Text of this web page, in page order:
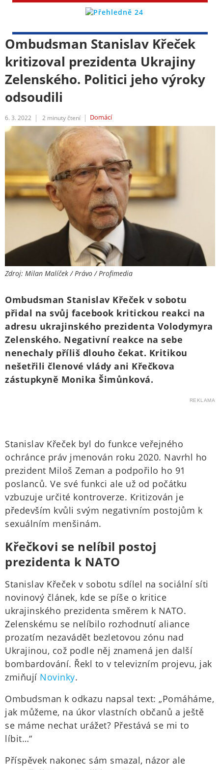
Ombudsman Stanislav Křeček
kritizoval prezidenta Ukrajiny
Zelenského. Politici jeho výroky
odsoudili
6. 3. 2022 2 minuty čtení Domácí
Zdroj: Milan Malíček / Právo / Profimedia
Ombudsman Stanislav Křeček v sobotu
přidal na svůj facebook kritickou reakci na
adresu ukrajinského prezidenta Volodymyra
Zelenského. Negativní reakce na sebe
nenechaly příliš dlouho čekat. Kritikou
nešetřili členové vlády ani Křečkova
zástupkyně Monika Šimůnková.
REKLAMA
Stanislav Křeček byl do funkce veřejného
ochránce práv jmenován roku 2020. Navrhl ho
prezident Miloš Zeman a podpořilo ho 91
poslanců. Ve své funkci ale už od počátku
vzbuzuje určité kontroverze. Kritizován je
především kvůli svým negativním postojům k
sexuálním menšinám.
Křečkovi se nelíbil postoj
prezidenta k NATO
Stanislav Křeček v sobotu sdílel na sociální síti
novinový článek, kde se píše o kritice
ukrajinského prezidenta směrem k NATO.
Zelenskému se nelíbilo rozhodnutí aliance
prozatím nezavádět bezletovou zónu nad
Ukrajinou, což podle něj znamená jen další
bombardování. Řekl to v televizním projevu, jak
zmiňují Novinky.
Ombudsman k odkazu napsal text: „Pomáháme,
jak můžeme, na úkor vlastních občanů a ještě
se máme nechat urážet? Přestává se mi to
líbit…“
Příspěvek nakonec sám smazal, názor ale